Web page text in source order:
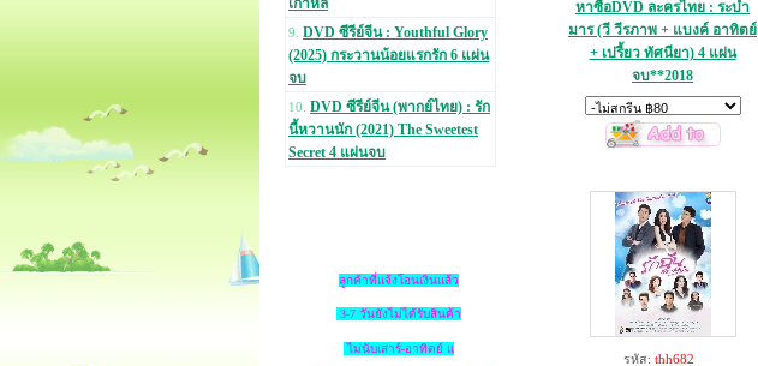
เกาหลี
9. DVD ซีรีย์จีน : Youthful Glory
(2025) กระวานน้อยแรกรัก 6 แผ่น
จบ
10. DVD ซีรีย์จีน (พากย์ไทย) : รัก
นี้หวานนัก (2021) The Sweetest
Secret 4 แผ่นจบ
ลูกค้าที่แจ้งโอนเงินแล้ว
3-7 วันยังไม่ได้รับสินค้า
ไม่นับเสาร์-อาทิตย์ แ
หาซื้อDVD ละครไทย : ระบำ
มาร (วี วีรภาพ + แบงค์ อาทิตย์
+ เปรี้ยว ทัศนียา) 4 แผ่น
จบ**2018
รหัส: thh682